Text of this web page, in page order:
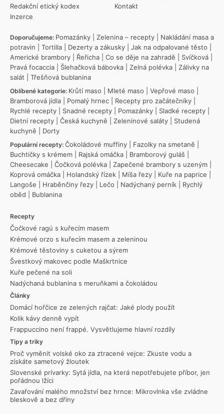
Redakční etický kodex
Inzerce
Kontakt
Doporučujeme: Pomazánky Zelenina – recepty
Nakládání masa a
potravin
Tortilla Dezerty a zákusky Jak na odpalované těsto
Americké brambory
Řeřicha Co se děje na zahradě Svíčková
Pravá focaccia
Šlehačková bábovka Zelná polévka
Zálivky na
salát
Třešňová bublanina
Oblíbené kategorie: Krůtí maso Mleté maso Vepřové maso
Bramborová jídla
Pomalý hrnec Recepty pro začátečníky
Rychlé recepty
Snadné recepty Pomazánky Sladké recepty
Dietní recepty
Česká kuchyně Zeleninové saláty
Studená
kuchyně
Dorty
Populární recepty: Čokoládové muffiny Fazolky na smetaně
Buchtičky s krémem
Rajská omáčka Bramborový guláš
Cheesecake
Čočková polévka Zapečené brambory s uzeným
Koprová omáčka
Holandský řízek Míša řezy Kuře na paprice
Langoše
Hraběnčiny řezy Lečo Nadýchaný perník
Rychlý
oběd
Bublanina
Recepty
Čočkové ragú s kuřecím masem
Krémové orzo s kuřecím masem a zeleninou
Krémové těstoviny s cuketou a sýrem
Švestkový makovec podle Maškrtnice
Kuře pečené na soli
Nadýchaná bublanina s meruňkami a čokoládou
Články
Domácí hořčice ze zelených rajčat: Jaké plody použít
Kolik kávy denně vypít
Frappuccino není frappé. Vysvětlujeme hlavní rozdíly
Tipy a triky
Proč vyměnit volské oko za ztracené vejce: Zkuste vodu a
získáte sametový žloutek
Slovenské prívarky: Sytá jídla, na která nepotřebujete příbor, jen
pořádnou lžíci
Zavařování malého množství bez hrnce: Mikrovlnka vše zvládne
bleskově a bez dřiny